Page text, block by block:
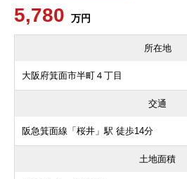
5,780 万円
所在地
大阪府箕面市半町４丁目
交通
阪急箕面線「桜井」駅 徒歩14分
土地面積